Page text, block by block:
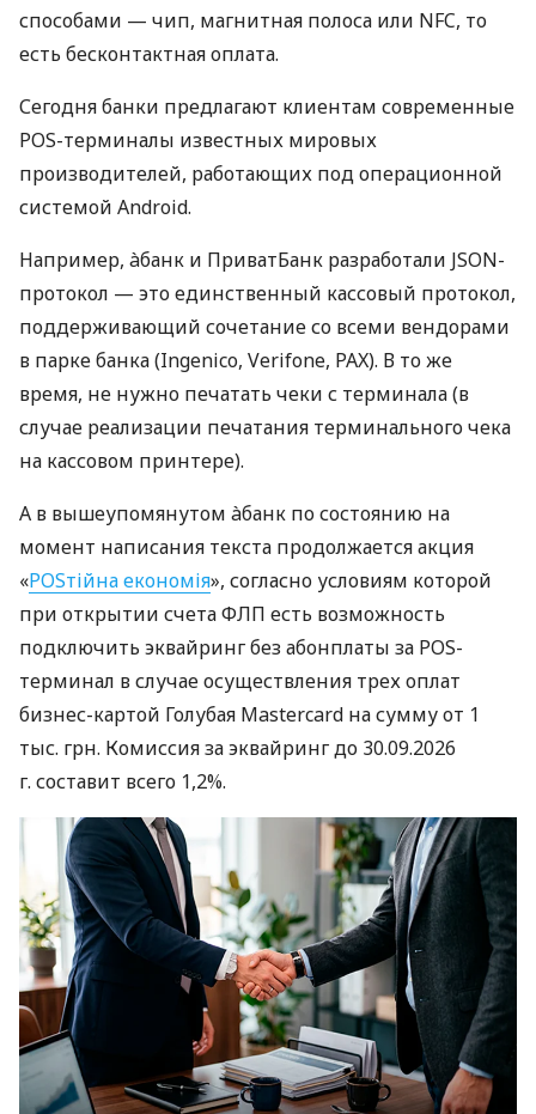
способами — чип, магнитная полоса или NFC, то
есть бесконтактная оплата.
Сегодня банки предлагают клиентам современные
POS-терминалы известных мировых
производителей, работающих под операционной
системой Android.
Например, àбанк и ПриватБанк разработали JSON-
протокол — это единственный кассовый протокол,
поддерживающий сочетание со всеми вендорами
в парке банка (Ingenico, Verifone, PAX). В то же
время, не нужно печатать чеки с терминала (в
случае реализации печатания терминального чека
на кассовом принтере).
А в вышеупомянутом àбанк по состоянию на
момент написания текста продолжается акция
«POSтійна економія», согласно условиям которой
при открытии счета ФЛП есть возможность
подключить эквайринг без абонплаты за POS-
терминал в случае осуществления трех оплат
бизнес-картой Голубая Mastercard на сумму от 1
тыс. грн. Комиссия за эквайринг до 30.09.2026
г. составит всего 1,2%.